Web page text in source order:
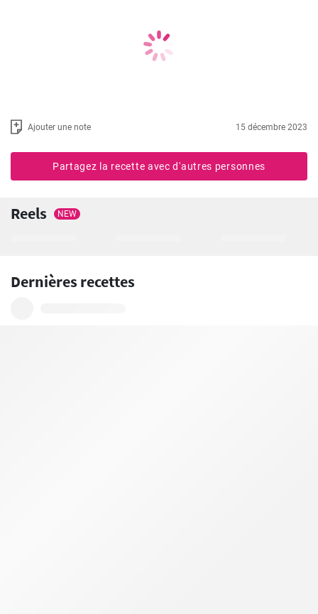
Ajouter une note 15 décembre 2023
Partagez la recette avec d'autres personnes
Reels NEW
Dernières recettes